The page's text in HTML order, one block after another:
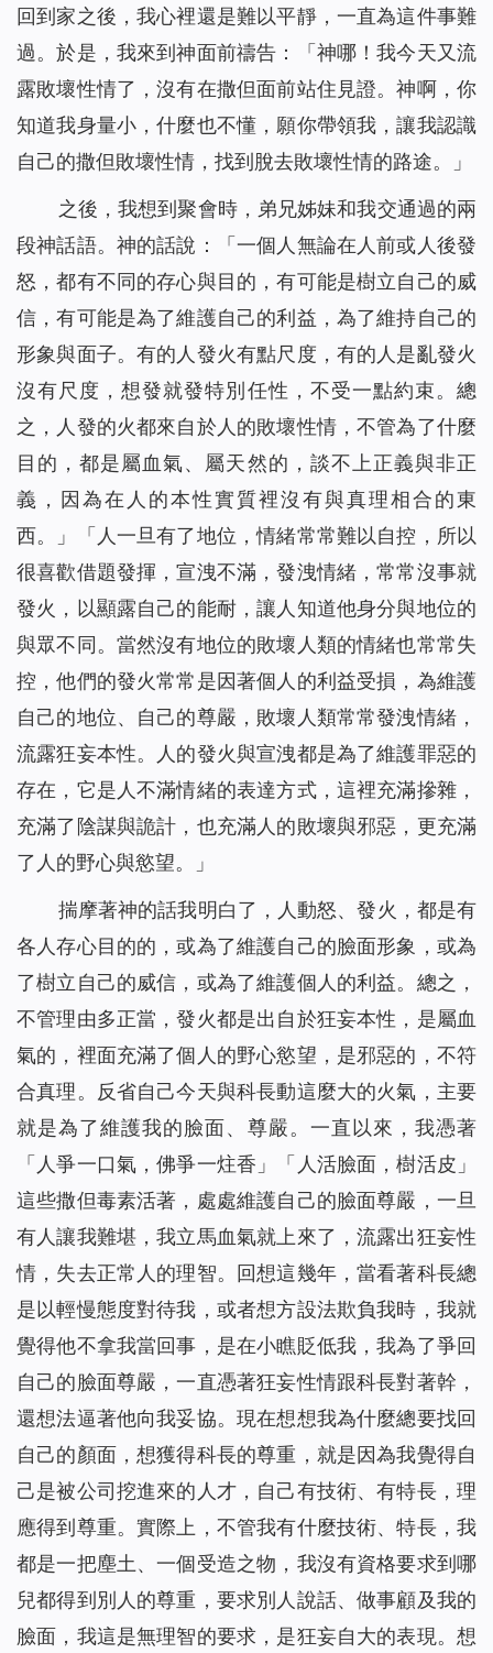
回到家之後，我心裡還是難以平靜，一直為這件事難
過。於是，我來到神面前禱告：「神哪！我今天又流
露敗壞性情了，沒有在撒但面前站住見證。神啊，你
知道我身量小，什麼也不懂，願你帶領我，讓我認識
自己的撒但敗壞性情，找到脫去敗壞性情的路途。」
之後，我想到聚會時，弟兄姊妹和我交通過的兩
段神話語。神的話說：「 一個人無論在人前或人後發
怒，都有不同的存心與目的，有可能是樹立自己的威
信，有可能是為了維護自己的利益，為了維持自己的
形象與面子。有的人發火有點尺度，有的人是亂發火
沒有尺度，想發就發特別任性，不受一點約束。總
之，人發的火都來自於人的敗壞性情，不管為了什麼
目的，都是屬血氣、屬天然的，談不上正義與非正
義，因為在人的本性實質裡沒有與真理相合的東
西。」「人一旦有了地位，情緒常常難以自控，所以
很喜歡借題發揮，宣洩不滿，發洩情緒，常常沒事就
發火，以顯露自己的能耐，讓人知道他身分與地位的
與眾不同。當然沒有地位的敗壞人類的情緒也常常失
控，他們的發火常常是因著個人的利益受損，為維護
自己的地位、自己的尊嚴，敗壞人類常常發洩情緒，
流露狂妄本性。人的發火與宣洩都是為了維護罪惡的
存在，它是人不滿情緒的表達方式，這裡充滿摻雜，
充滿了陰謀與詭計，也充滿人的敗壞與邪惡，更充滿
了人的野心與慾望。」
揣摩著神的話我明白了，人動怒、發火，都是有
各人存心目的的，或為了維護自己的臉面形象，或為
了樹立自己的威信，或為了維護個人的利益。總之，
不管理由多正當，發火都是出自於狂妄本性，是屬血
氣的，裡面充滿了個人的野心慾望，是邪惡的，不符
合真理。反省自己今天與科長動這麼大的火氣，主要
就是為了維護我的臉面、尊嚴。一直以來，我憑著
「人爭一口氣，佛爭一炷香」「人活臉面，樹活皮」
這些撒但毒素活著，處處維護自己的臉面尊嚴，一旦
有人讓我難堪，我立馬血氣就上來了，流露出狂妄性
情，失去正常人的理智。回想這幾年，當看著科長總
是以輕慢態度對待我，或者想方設法欺負我時，我就
覺得他不拿我當回事，是在小瞧貶低我，我為了爭回
自己的臉面尊嚴，一直憑著狂妄性情跟科長對著幹，
還想法逼著他向我妥協。現在想想我為什麼總要找回
自己的顏面，想獲得科長的尊重，就是因為我覺得自
己是被公司挖進來的人才，自己有技術、有特長，理
應得到尊重。實際上，不管我有什麼技術、特長，我
都是一把塵土、一個受造之物，我沒有資格要求到哪
兒都得到別人的尊重，要求別人說話、做事顧及我的
臉面，我這是無理智的要求，是狂妄自大的表現。想